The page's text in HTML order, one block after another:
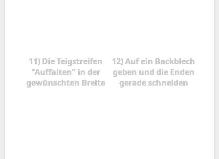
11) Die Teigstreifen
"Auffalten" in der
gewünschten Breite
12) Auf ein Backblech
geben und die Enden
gerade schneiden